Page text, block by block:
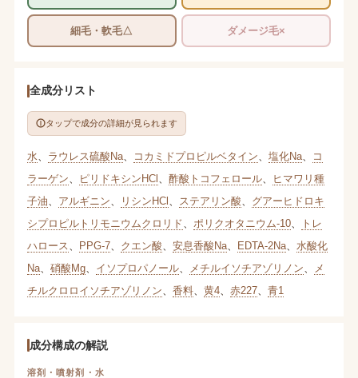
細毛・軟毛△ ダメージ毛×
全成分リスト
タップで成分の詳細が見られます
水 ラウレス硫酸Na、 コカミドプロピルベタイン 塩化Na、
コ
ラーゲン
ピリドキシンHCl 酢酸トコフェロール、
ヒマワリ種
子油
アルギニン リシンHCl ステアリン酸
グアーヒドロキ
シプロピルトリモニウムクロリド
ポリクオタニウム-10、
トレ
ハロース
PPG-7、 クエン酸 安息香酸Na、 EDTA-2Na、 水酸化
Na、 硝酸Mg、 イソプロパノール、 メチルイソチアゾリノン
メ
チルクロロイソチアゾリノン
香料、 黄4、 赤227、 青1
成分構成の解説
溶剤・噴射剤・水